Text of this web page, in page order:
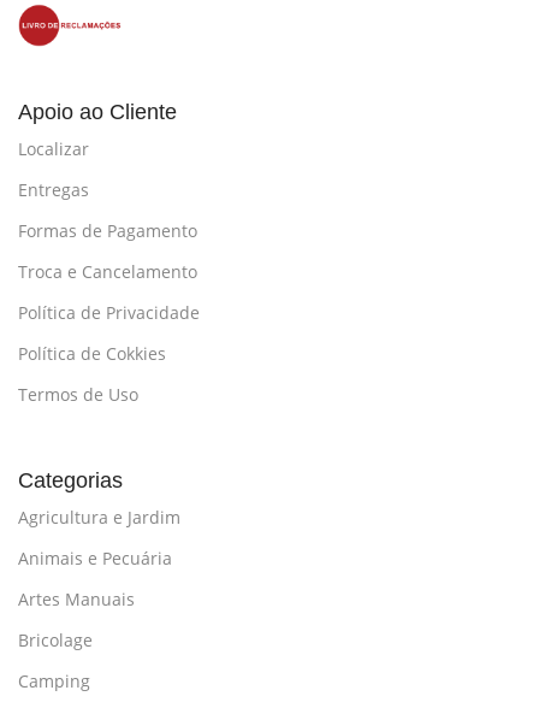
Apoio ao Cliente
Localizar
Entregas
Formas de Pagamento
Troca e Cancelamento
Política de Privacidade
Política de Cokkies
Termos de Uso
Categorias
Agricultura e Jardim
Animais e Pecuária
Artes Manuais
Bricolage
Camping